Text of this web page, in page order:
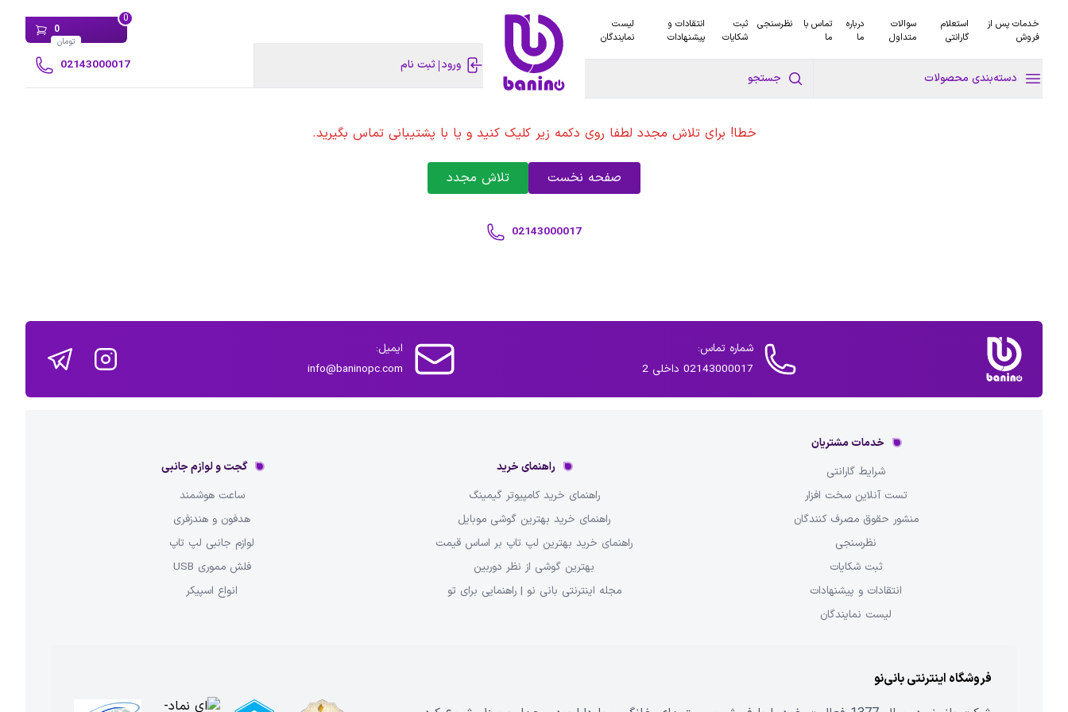
خدمات پس از
فروش
استعلام
گارانتی
سوالات
متداول
درباره
ما
تماس با
ما
نظرسنجی
ثبت
شکایات
انتقادات و
پیشنهادات
لیست
نمایندگان
دسته‌بندی محصولات جستجو
0
0
تومان
ورود ثبت نام 02143000017
خطا! برای تلاش مجدد لطفا روی دکمه زیر کلیک کنید و یا با پشتیبانی تماس بگیرید.
صفحه نخست تلاش مجدد
02143000017
شماره تماس:
02143000017 داخلی 2
ایمیل:
info@baninopc.com
خدمات مشتریان
شرایط گارانتی
تست آنلاین سخت افزار
منشور حقوق مصرف کنندگان
نظرسنجی
ثبت شکایات
انتقادات و پیشنهادات
لیست نمایندگان
راهنمای خرید
راهنمای خرید کامپیوتر گیمینگ
راهنمای خرید بهترین گوشی موبایل
راهنمای خرید بهترین لپ تاپ بر اساس قیمت
بهترین گوشی از نظر دوربین
مجله اینترنتی بانی نو | راهنمایی برای تو
گجت و لوازم جانبی
ساعت هوشمند
هدفون و هندزفری
لوازم جانبی لپ تاپ
فلش مموری USB
انواع اسپیکر
فروشگاه اینترنتی بانی‌نو